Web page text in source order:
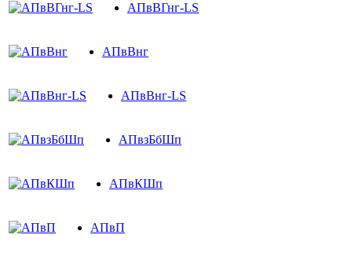
АПвВГнг-LS
АПвВнг
АПвВнг-LS
АПвзБбШп
АПвКШп
АПвП